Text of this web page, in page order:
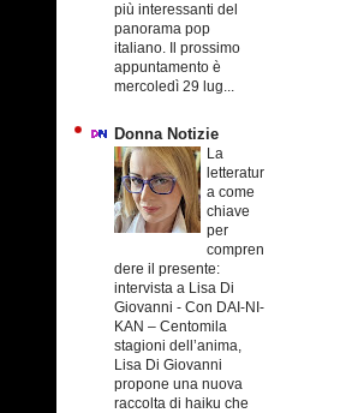
più interessanti del
panorama pop
italiano. Il prossimo
appuntamento è
mercoledì 29 lug...
Donna Notizie
La
letteratur
a come
chiave
per
compren
dere il presente:
intervista a Lisa Di
Giovanni - Con DAI-NI-
KAN – Centomila
stagioni dell’anima,
Lisa Di Giovanni
propone una nuova
raccolta di haiku che